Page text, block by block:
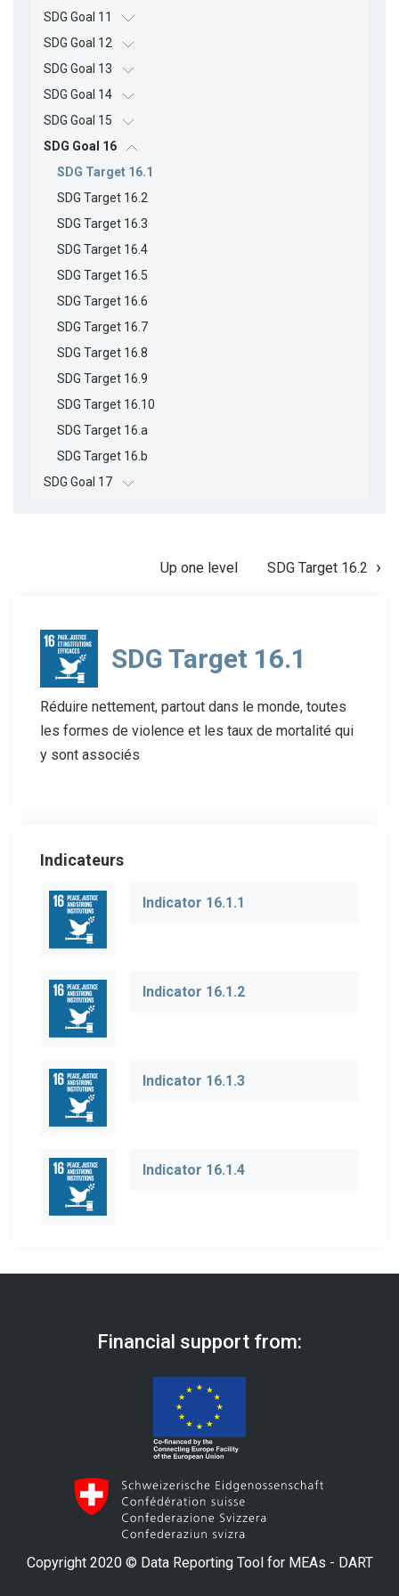
SDG Goal 11
SDG Goal 12
SDG Goal 13
SDG Goal 14
SDG Goal 15
SDG Goal 16
SDG Target 16.1
SDG Target 16.2
SDG Target 16.3
SDG Target 16.4
SDG Target 16.5
SDG Target 16.6
SDG Target 16.7
SDG Target 16.8
SDG Target 16.9
SDG Target 16.10
SDG Target 16.a
SDG Target 16.b
SDG Goal 17
Up one level SDG Target 16.2
SDG Target 16.1
Réduire nettement, partout dans le monde, toutes
les formes de violence et les taux de mortalité qui
y sont associés
Indicateurs
Indicator 16.1.1
Indicator 16.1.2
Indicator 16.1.3
Indicator 16.1.4
Financial support from:
Copyright 2020 © Data Reporting Tool for MEAs - DART